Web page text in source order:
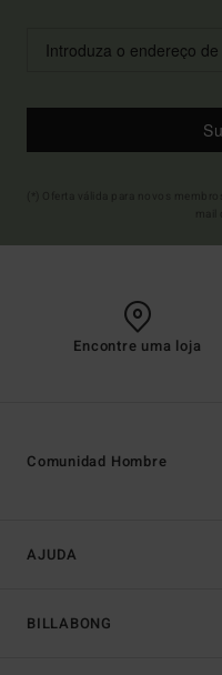
Encontre uma loja
AJUDA
BILLABONG
Comunidad Hombre